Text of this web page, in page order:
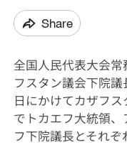
Share
全国人民代表大会
フスタン議会下院
日にかけてカザフ
でトカエフ大統領
フ下院議長とそれぞ